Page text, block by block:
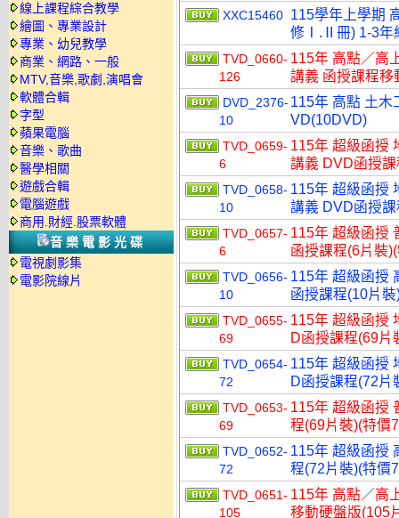
線上課程綜合教學
繪圖、專業設計
專業、幼兒教學
商業、網路、一般
MTV,音樂,歌劇,演唱會
軟體合輯
字型
蘋果電腦
音樂、歌曲
醫學相關
遊戲合輯
電腦遊戲
商用.財經.股票軟體
音樂電影光碟
電視劇影集
電影院線片
XXC15460 115學年上學期
修Ⅰ.Ⅱ冊) 1-3年
TVD_0660-
126
115年 高點／高
講義 函授課程移
DVD_2376-
10
115年 高點 土木
VD(10DVD)
TVD_0659-
6
115年 超級函授
講義 DVD函授
TVD_0658-
10
115年 超級函授
講義 DVD函授
TVD_0657-
6
115年 超級函授
函授課程(6片裝
TVD_0656-
10
115年 超級函授
函授課程(10片
TVD_0655-
69
115年 超級函授
D函授課程(69片
TVD_0654-
72
115年 超級函授
D函授課程(72片
TVD_0653-
69
115年 超級函授
程(69片裝)(特價
TVD_0652-
72
115年 超級函授
程(72片裝)(特價
TVD_0651-
105
115年 高點／高
移動硬盤版(105